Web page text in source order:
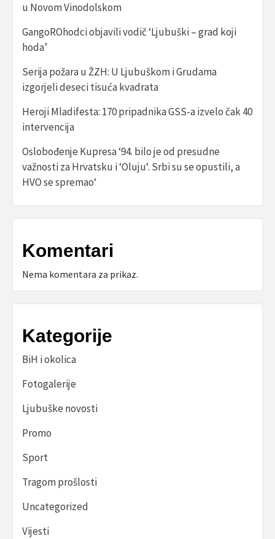
u Novom Vinodolskom
GangoROhodci objavili vodič ‘Ljubuški – grad koji
hoda’
Serija požara u ŽZH: U Ljubuškom i Grudama
izgorjeli deseci tisuća kvadrata
Heroji Mladifesta: 170 pripadnika GSS-a izvelo čak 40
intervencija
Oslobođenje Kupresa ‘94. bilo je od presudne
važnosti za Hrvatsku i ‘Oluju‘. Srbi su se opustili, a
HVO se spremao‘
Komentari
Nema komentara za prikaz.
Kategorije
BiH i okolica
Fotogalerije
Ljubuške novosti
Promo
Sport
Tragom prošlosti
Uncategorized
Vijesti